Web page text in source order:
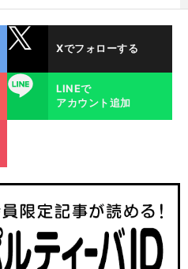
Xでフォローする
LINEで
アカウント追加